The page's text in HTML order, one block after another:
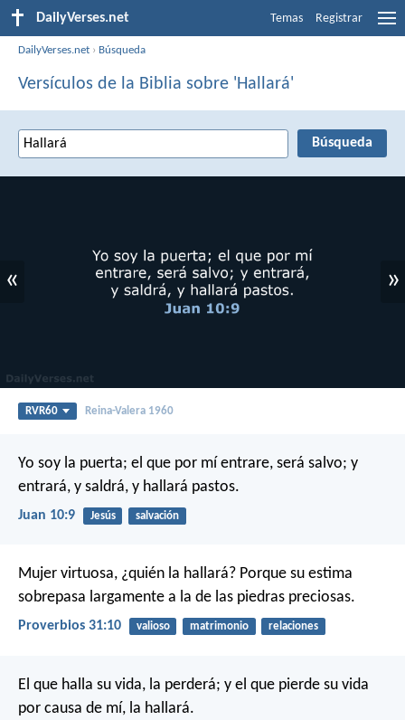
DailyVerses.net Temas Registrar
DailyVerses.net › Búsqueda
Versículos de la Biblia sobre 'Hallará'
« »
RVR60 Reina-Valera 1960
Yo soy la puerta; el que por mí entrare, será salvo; y
entrará, y saldrá, y hallará pastos.
Juan 10:9 Jesús salvación
Mujer virtuosa, ¿quién la hallará? Porque su estima
sobrepasa largamente a la de las piedras preciosas.
Proverbios 31:10 valioso matrimonio relaciones
El que halla su vida, la perderá; y el que pierde su vida
por causa de mí, la hallará.